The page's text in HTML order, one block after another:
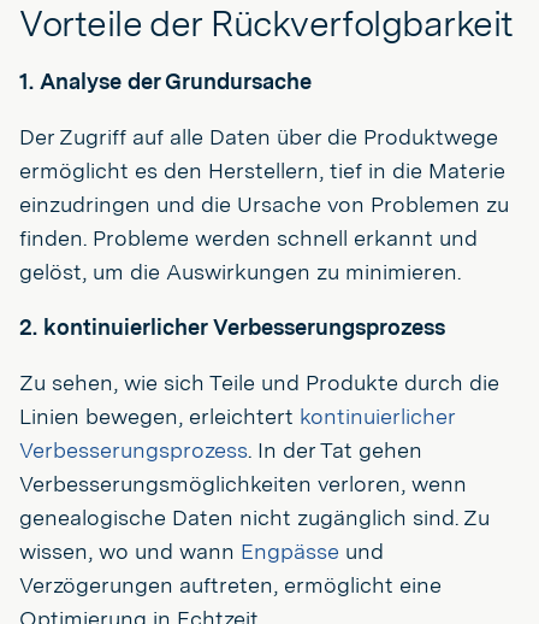
Vorteile der Rückverfolgbarkeit
1. Analyse der Grundursache
Der Zugriff auf alle Daten über die Produktwege
ermöglicht es den Herstellern, tief in die Materie
einzudringen und die Ursache von Problemen zu
finden. Probleme werden schnell erkannt und
gelöst, um die Auswirkungen zu minimieren.
2. kontinuierlicher Verbesserungsprozess
Zu sehen, wie sich Teile und Produkte durch die
Linien bewegen, erleichtert kontinuierlicher
Verbesserungsprozess. In der Tat gehen
Verbesserungsmöglichkeiten verloren, wenn
genealogische Daten nicht zugänglich sind. Zu
wissen, wo und wann Engpässe und
Verzögerungen auftreten, ermöglicht eine
Optimierung in Echtzeit.